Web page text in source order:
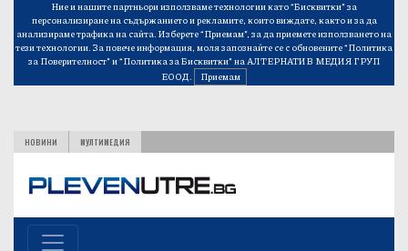
Ние и нашите партньори използваме технологии като “Бисквитки” за
персонализиране на съдържанието и рекламите, които виждате, както и за да
анализираме трафика на сайта. Изберете “Приемам”, за да приемете използването на
тези технологии. За повече информация, моля запознайте се с обновените“Политика
за Поверителност”и“Политика за Бисквитки”на АЛТЕРНАТИВ МЕДИЯ ГРУП
ЕООД.
Приемам
НОВИНИ МУЛТИМЕДИЯ